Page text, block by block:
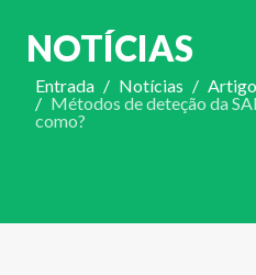
NOTÍCIAS
Entrada Notícias
Métodos de deteção da
como?